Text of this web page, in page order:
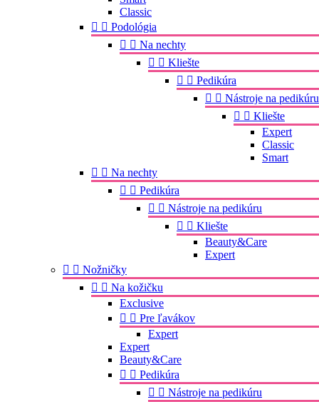
Classic
  Podológia
  Na nechty
  Kliešte
  Pedikúra
  Nástroje na pedikúru
  Kliešte
Expert
Classic
Smart
  Na nechty
  Pedikúra
  Nástroje na pedikúru
  Kliešte
Beauty&Care
Expert
  Nožničky
  Na kožičku
Exclusive
  Pre ľavákov
Expert
Expert
Beauty&Care
  Pedikúra
  Nástroje na pedikúru